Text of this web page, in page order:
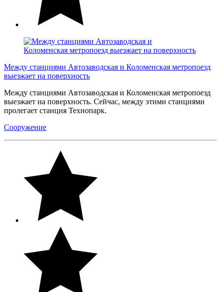
Между станциями Автозаводская и Коломенская метропоезд
выезжает на поверхность
Между станциями Автозаводская и Коломенская метропоезд
выезжает на поверхность. Сейчас, между этими станциями
пролегает станция Технопарк.
Сооружение